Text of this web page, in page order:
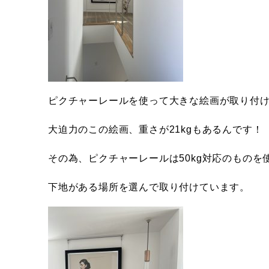
ピクチャーレールを使って大きな絵画が取り付
大迫力のこの絵画、重さが21kgもあるんです！
その為、ピクチャーレールは50kg対応のものを
下地がある場所を選んで取り付けています。